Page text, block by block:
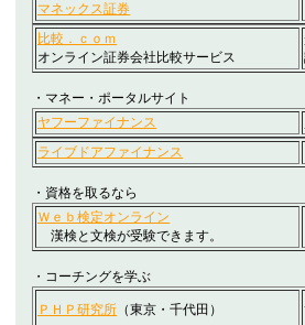
マネックス証券
比較．ｃｏｍ
オンライン証券会社比較サービス
・マネー・ポータルサイト
ヤフーファイナンス
ライブドアファイナンス
・資格を取るなら
Ｗｅｂ検定オンライン
漢検と文検が受験できます。
・コーチングを学ぶ
ＰＨＰ研究所 （東京・千代田）